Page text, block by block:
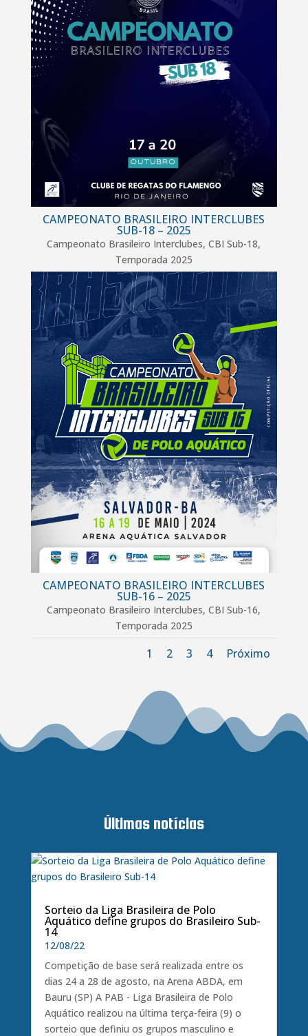
CAMPEONATO BRASILEIRO INTERCLUBES
SUB-18 – 2025
Campeonato Brasileiro Interclubes,CBI Sub-18,
Temporada 2025
CAMPEONATO BRASILEIRO INTERCLUBES
SUB-16 – 2025
Campeonato Brasileiro Interclubes,CBI Sub-16,
Temporada 2025
1 2 3 4 Próximo
Últimas notícias
Sorteio da Liga Brasileira de Polo
Aquático define grupos do Brasileiro Sub-
14
12/08/22
Competição de base será realizada entre os
dias 24 a 28 de agosto, na Arena ABDA, em
Bauru (SP) A PAB - Liga Brasileira de Polo
Aquático realizou na última terça-feira (9) o
sorteio que definiu os grupos masculino e